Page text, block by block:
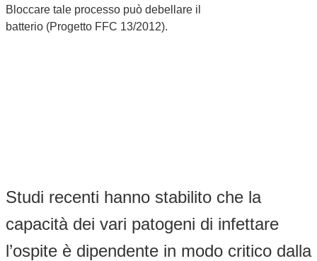
Bloccare tale processo può debellare il
batterio (Progetto FFC 13/2012).
Studi recenti hanno stabilito che la
capacità dei vari patogeni di infettare
l’ospite è dipendente in modo critico dalla